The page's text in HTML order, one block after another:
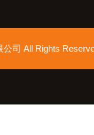
公司 All Rights